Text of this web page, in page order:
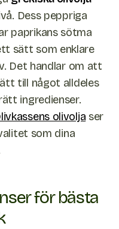
Dess peppriga
paprikans sötma
sätt som enklare
Det handlar om att
till något alldeles
ingredienser.
olivolja ser
som dina
för bästa